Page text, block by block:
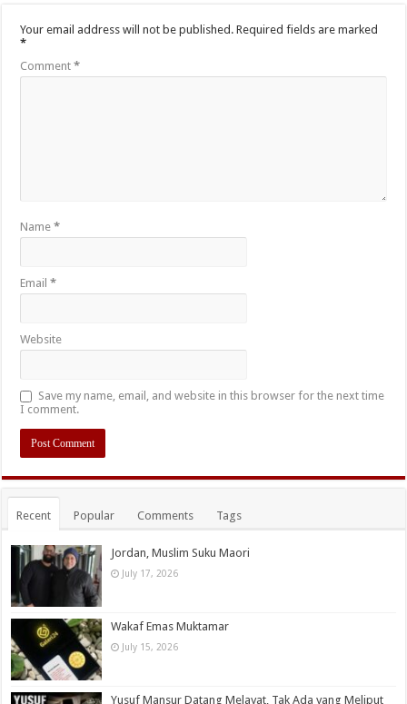
Your email address will not be published. Required fields are marked
*
Comment*
Name*
Email*
Website
Save my name, email, and website in this browser for the next time
I comment.
Recent Popular Comments Tags
Jordan, Muslim Suku Maori
July 17, 2026
Wakaf Emas Muktamar
July 15, 2026
Yusuf Mansur Datang Melayat, Tak Ada yang Meliput